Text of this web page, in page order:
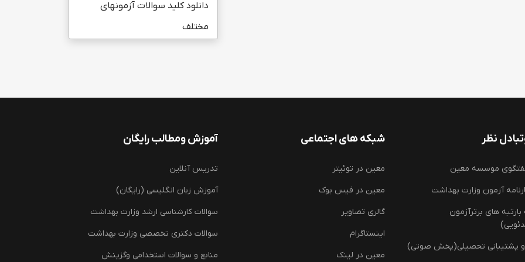
دانلود کلید سوالات آزمونهای
مختلف
نظر
موسسه معین
آزمون وزارت بهداشت
های برترآزمون
و پشتیبانی تحصیلی(پخش صوتی)
شبکه های اجتماعی
معین در توئیتر
معین در فیس بوک
گالری تصاویر
اینستاگرام
معین در لینک
آموزش ومطالب رایگان
تدریس آنلاین
آموزش زبان انگلیسی (رایگان)
سوالات کارشناسی ارشد وزارت بهداشت
سوالات دکتری تخصصی وزارت بهداشت
منابع و سوالات استخدامی وگزینش